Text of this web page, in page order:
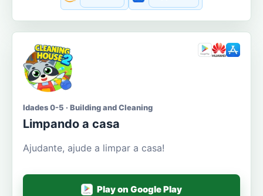
Idades 0-5 · Building and Cleaning
Limpando a casa
Ajudante, ajude a limpar a casa!
Play on Google Play